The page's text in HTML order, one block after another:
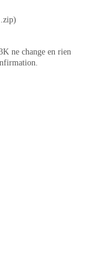
ne change en rien